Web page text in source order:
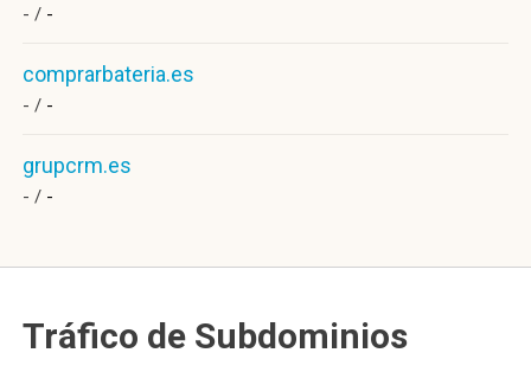
- / -
comprarbateria.es
- / -
grupcrm.es
- / -
Tráfico de Subdominios